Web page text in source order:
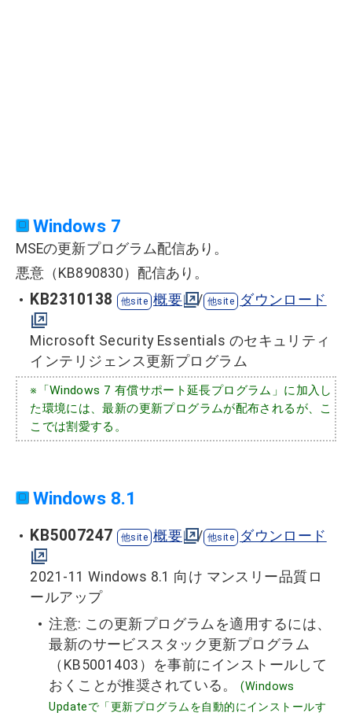
Windows 7
MSEの更新プログラム配信あり。
悪意（KB890830）配信あり。
KB2310138 概要 / ダウンロード
Microsoft Security Essentials のセキュリティ
インテリジェンス更新プログラム
※「Windows 7 有償サポート延長プログラム」に加入し
た環境には、最新の更新プログラムが配布されるが、こ
こでは割愛する。
Windows 8.1
KB5007247 概要 / ダウンロード
2021-11 Windows 8.1 向け マンスリー品質ロ
ールアップ
注意: この更新プログラムを適用するには、
最新のサービススタック更新プログラム
（KB5001403）を事前にインストールして
おくことが推奨されている。(Windows
Updateで「更新プログラムを自動的にインストールす